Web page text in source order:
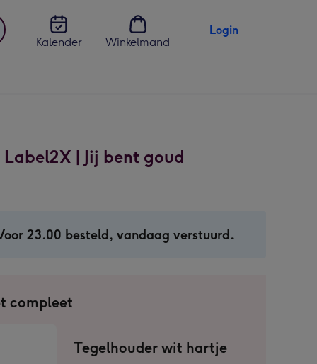
Kalender Winkelmand
Login
| Jij bent goud
23.00 besteld, vandaag verstuurd.
compleet
Tegelhouder wit hartje